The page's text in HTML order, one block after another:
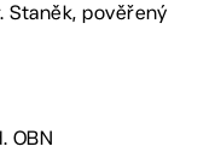
Staněk, pověřený
OBN